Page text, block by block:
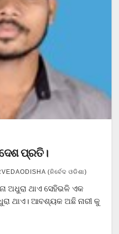
ପ୍ରତି।
(ନିର୍ବେଦ ଓଡିଶା)
ଅଧୁରା ଥାଏ ସେହିଭଳି ଏକ
ଥାଏ। ଆବଶ୍ୟକ ଅଛି ନାରୀ କୁ